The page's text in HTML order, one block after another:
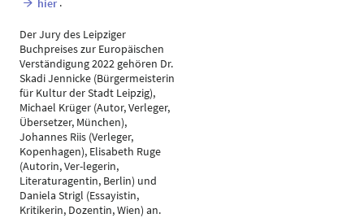
hier
Der Jury des Leipziger
Buchpreises zur Europäischen
Verständigung 2022 gehören Dr.
Skadi Jennicke (Bürgermeisterin
für Kultur der Stadt Leipzig),
Michael Krüger (Autor, Verleger,
Übersetzer, München),
Johannes Riis (Verleger,
Kopenhagen), Elisabeth Ruge
(Autorin, Ver-legerin,
Literaturagentin, Berlin) und
Daniela Strigl (Essayistin,
Kritikerin, Dozentin, Wien) an.